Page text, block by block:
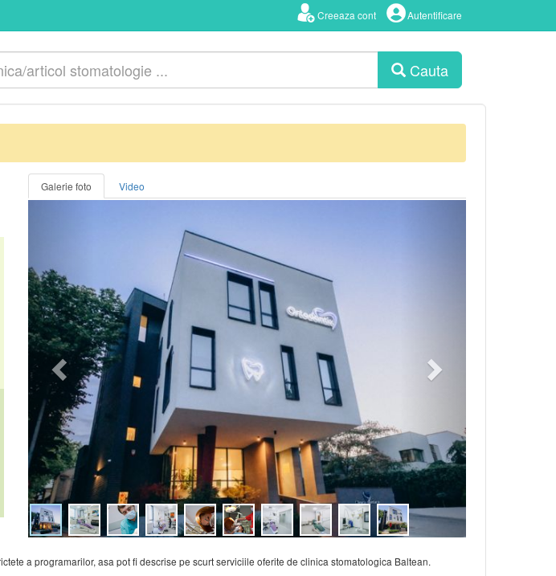
Creeaza cont Autentificare
Cauta
Galerie foto Video
a programarilor, asa pot fi descrise pe scurt serviciile oferite de clinica stomatologica Baltean.